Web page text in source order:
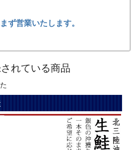
ず営業いたします。
れている商品